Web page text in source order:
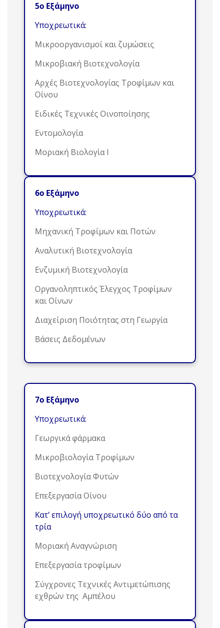
5ο Εξάμηνο
Υποχρεωτικά:
Μικροοργανισμοί και ζυμώσεις
Μικροβιακή Βιοτεχνολογία
Αρχές Βιοτεχνολογίας Τροφίμων και
Οίνου
Ειδικές Τεχνικές Οινοποίησης
Εντομολογία
Μοριακή Βιολογία Ι
6ο Εξάμηνο
Υποχρεωτικά:
Μηχανική Τροφίμων και Ποτών
Αναλυτική Βιοτεχνολογία
Ενζυμική Βιοτεχνολογία
Οργανοληπτικός Έλεγχος Τροφίμων
και Οίνων
Διαχείριση Ποιότητας στη Γεωργία
Βάσεις Δεδομένων
7ο Εξάμηνο
Υποχρεωτικά:
Γεωργικά φάρμακα
Μικροβιολογία Τροφίμων
Βιοτεχνολογία Φυτών
Επεξεργασία Οίνου
Κατ’ επιλογή υποχρεωτικό δύο από τα
τρία
Μοριακή Αναγνώριση
Επεξεργασία τροφίμων
Σύγχρονες Τεχνικές Αντιμετώπισης
εχθρών της Αμπέλου